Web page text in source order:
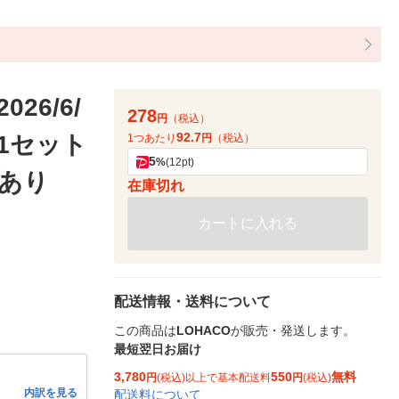
6/
ット
り
内訳を見る
278円
（税込）
1つあたり 92.7円 （税込）
5%(12pt)
在庫切れ
カートに入れる
配送情報・送料について
この商品はLOHACOが販売・発送します。
最短翌日お届け
3,780円(税込)以上で基本配送料550円(税込)無料
配送料について